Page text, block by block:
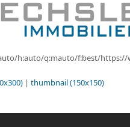
h:auto/q:mauto/f:best/
| thumbnail (150x150)